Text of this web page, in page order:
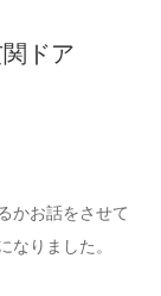
ドア
かお話をさせて
なりました。